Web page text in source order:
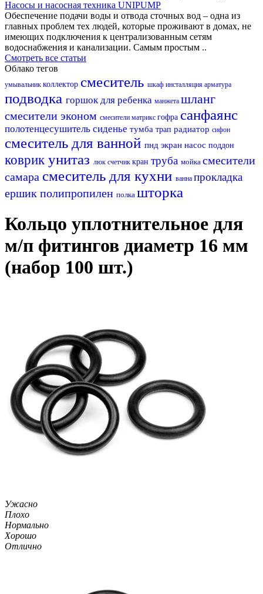
Насосы и насосная техника UNIPUMP
Обеспечение подачи воды и отвода сточных вод – одна из
главных проблем тех людей, которые проживают в домах, не
имеющих подключения к централизованным сетям
водоснабжения и канализации. Самым простым ..
Смотреть все статьи
Облако тегов
умывальник коллектор смеситель шкаф инсталляция арматура
подводка горшок для ребенка манжета шланг
смесители эконом смесители матрикс гофра санфаянс
полотенцесушитель сиденье тумба трап радиатор сифон
смеситель для ванной пнд экран насос поддон
коврик унитаз люк счетчик кран труба мойка смесители
самара смеситель для кухни ванна прокладка
ершик полипропилен полка шторка
Кольцо уплотнительное для
м/п фитингов диаметр 16 мм
(набор 100 шт.)
Ужасно
Плохо
Нормально
Хорошо
Отлично